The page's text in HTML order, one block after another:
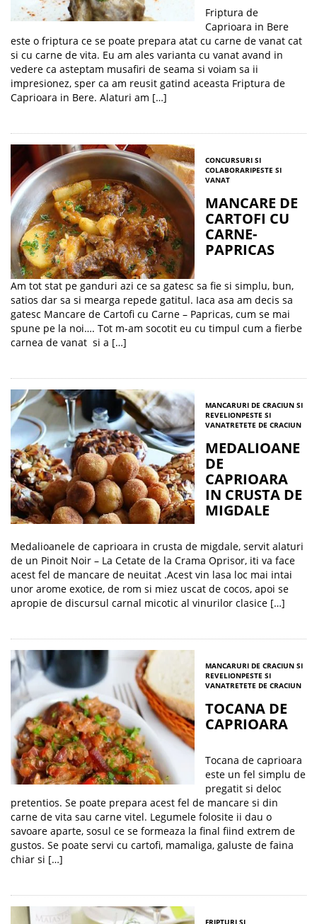
Friptura de
Caprioara in Bere
este o friptura ce se poate prepara atat cu carne de vanat cat
si cu carne de vita. Eu am ales varianta cu vanat avand in
vedere ca asteptam musafiri de seama si voiam sa ii
impresionez, sper ca am reusit gatind aceasta Friptura de
Caprioara in Bere. Alaturi am […]
CONCURSURI SI
COLABORARIPESTE SI
VANAT
MANCARE DE
CARTOFI CU
CARNE-
PAPRICAS
Am tot stat pe ganduri azi ce sa gatesc sa fie si simplu, bun,
satios dar sa si mearga repede gatitul. Iaca asa am decis sa
gatesc Mancare de Cartofi cu Carne – Papricas, cum se mai
spune pe la noi…. Tot m-am socotit eu cu timpul cum a fierbe
carnea de vanat si a […]
MANCARURI DE CRACIUN SI
REVELIONPESTE SI
VANATRETETE DE CRACIUN
MEDALIOANE
DE
CAPRIOARA
IN CRUSTA DE
MIGDALE
Medalioanele de caprioara in crusta de migdale, servit alaturi
de un Pinoit Noir – La Cetate de la Crama Oprisor, iti va face
acest fel de mancare de neuitat .Acest vin lasa loc mai intai
unor arome exotice, de rom si miez uscat de cocos, apoi se
apropie de discursul carnal micotic al vinurilor clasice […]
MANCARURI DE CRACIUN SI
REVELIONPESTE SI
VANATRETETE DE CRACIUN
TOCANA DE
CAPRIOARA
Tocana de caprioara
este un fel simplu de
pregatit si deloc
pretentios. Se poate prepara acest fel de mancare si din
carne de vita sau carne vitel. Legumele folosite ii dau o
savoare aparte, sosul ce se formeaza la final fiind extrem de
gustos. Se poate servi cu cartofi, mamaliga, galuste de faina
chiar si […]
FRIPTURI SI